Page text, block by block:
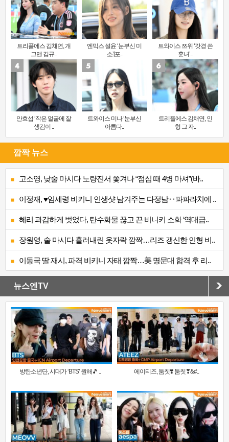
트리플에스 김채연, 개
그맨 김규..
엔믹스 설윤 ‘눈부신 미
소’[포..
트와이스 쯔위 ‘갓경 쓴
훈녀’..
안효섭 ‘작은 얼굴에 잘
생김이 ..
트와이스 미나 ‘눈부신
아름다..
트리플에스 김채연, 인
형 그 자..
깜짝 뉴스
고소영, 낮술 마시다 노량진서 쫓겨나 “점심 때 4병 마셔”(바..
이정재, ♥임세령 비키니 인생샷 남겨주는 다정남‥파파라치에 ..
혜리 과감하게 벗었다, 탄수화물 끊고 끈 비니키 소화 ‘역대급..
장원영, 술 마시다 흘러내린 옷자락 깜짝…리즈 갱신한 인형 비..
이동국 딸 재시, 파격 비키니 자태 깜짝…美 명문대 합격 후 리..
뉴스엔TV
방탄소년단, 시대가 ‘BTS’ 원해🎵 .. 에이티즈, 둠칫❣️ 둠칫❣&#..